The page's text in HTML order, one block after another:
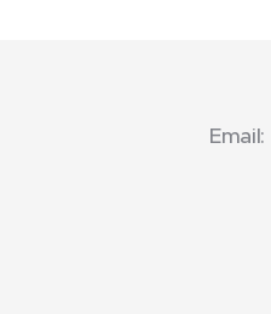
Email: